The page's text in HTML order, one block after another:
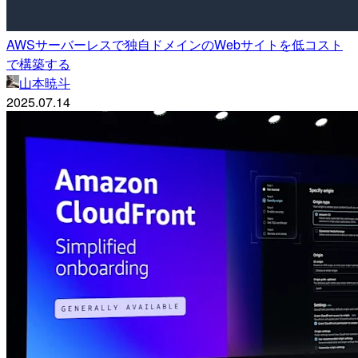
AWSサーバーレスで独自ドメインのWebサイトを低コスト
で構築する
山本暁斗
2025.07.14